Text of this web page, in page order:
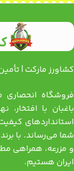
کشاورز مارکت |
فروشگاه انحصاری
باغبان با افتخار،
استانداردهای
شما می‌رساند. با
و مزرعه، همراهی
ایران هستیم.